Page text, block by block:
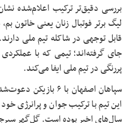
بررسی دقیق‌تر ترکیب اعلام‌شده
لیگ برتر فوتبال زنان یعنی خاتون
جای گرفته‌اند؛ تیمی که با
پررنگی در تیم ملی ایفا می‌کند.
سپاهان اصفهان با ۶
این تیم با ترکیب جوان و پرانرژی